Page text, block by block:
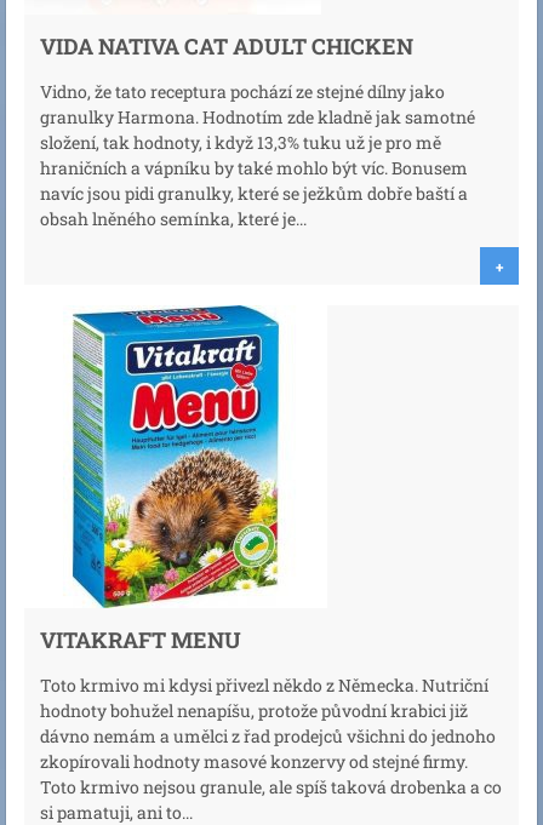
VIDA NATIVA CAT ADULT CHICKEN
Vidno, že tato receptura pochází ze stejné dílny jako
granulky Harmona. Hodnotím zde kladně jak samotné
složení, tak hodnoty, i když 13,3% tuku už je pro mě
hraničních a vápníku by také mohlo být víc. Bonusem
navíc jsou pidi granulky, které se ježkům dobře baští a
obsah lněného semínka, které je...
+
VITAKRAFT MENU
Toto krmivo mi kdysi přivezl někdo z Německa. Nutriční
hodnoty bohužel nenapíšu, protože původní krabici již
dávno nemám a umělci z řad prodejců všichni do jednoho
zkopírovali hodnoty masové konzervy od stejné firmy.
Toto krmivo nejsou granule, ale spíš taková drobenka a co
si pamatuji, ani to...